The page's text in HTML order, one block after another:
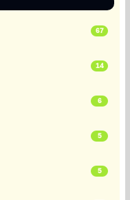
67
14
6
5
5